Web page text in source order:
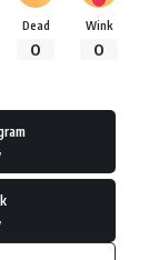
Dead
0
Wink
0